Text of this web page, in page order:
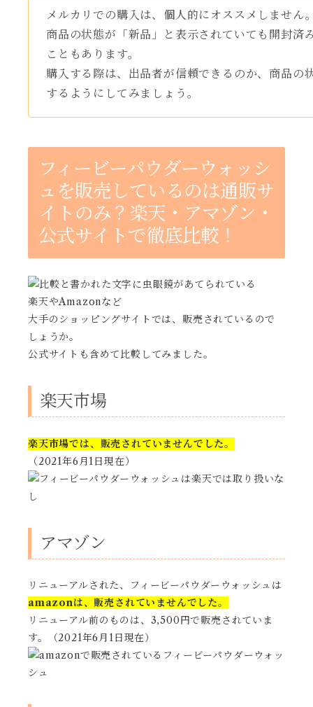
メルカリでの購入は、個人的にオススメしません
商品の状態が「新品」と表示されていても開封済
こともあります。
購入する際は、出品者が信頼できるのか、商品の
するようにしてみましょう。
フィービーパウダーウォッシ
ュを販売しているのは通販サ
イトのみ？楽天・アマゾン・
公式サイトで徹底比較！
楽天やAmazonなど
大手のショッピングサイトでは、販売されているので
しょうか。
公式サイトも含めて比較してみました。
楽天市場
楽天市場では、販売されていませんでした。
（2021年6月1日現在）
アマゾン
リニューアルされた、フィービーパウダーウォッシュは
amazonは、販売されていませんでした。
リニューアル前のものは、3,500円で販売されていま
す。（2021年6月1日現在）